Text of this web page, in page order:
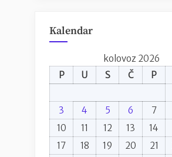
Kalendar
kolovoz 2026
P
U S Č P
3
4 5 6 7
10
11 12 13 14
17
18 19 20 21